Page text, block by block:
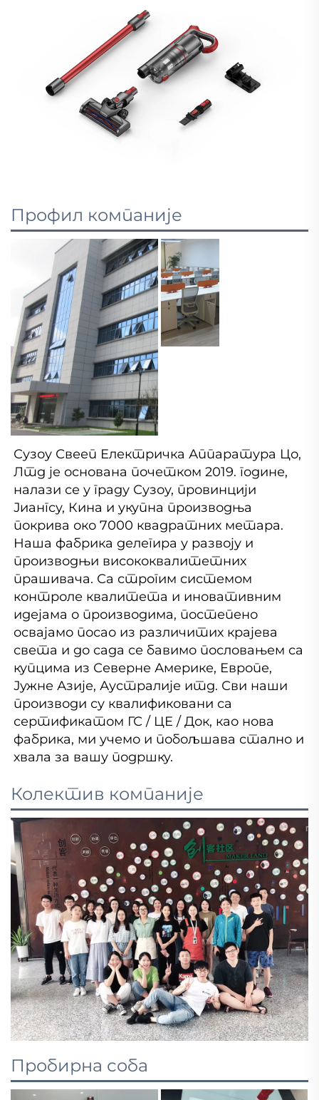
Профил компаније
Сузоу Свееп Електричка Аппаратура Цо,
Лтд је основана почетком 2019. године,
налази се у граду Сузоу, провинцији
Јиангсу, Кина и укупна производња
покрива око 7000 квадратних метара.
Наша фабрика делегира у развоју и
производњи висококвалитетних
прашивача. Са строгим системом
контроле квалитета и иновативним
идејама о производима, постепено
освајамо посао из различитих крајева
света и до сада се бавимо пословањем са
купцима из Северне Америке, Европе,
Јужне Азије, Аустралије итд. Сви наши
производи су квалификовани са
сертификатом ГС / ЦЕ / Док, као нова
фабрика, ми учемо и побољшава стално и
хвала за вашу подршку.
Колектив компаније
Пробирна соба